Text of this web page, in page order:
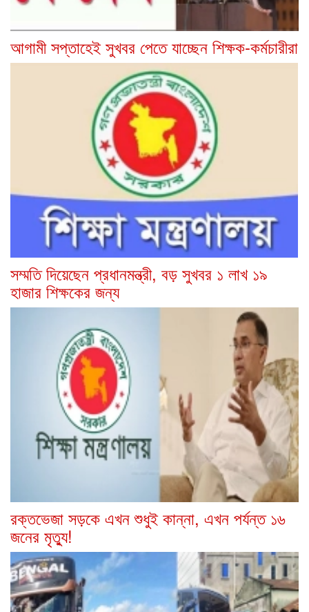
আগামী সপ্তাহেই সুখবর পেতে যাচ্ছেন শিক্ষক-কর্মচারীরা
সম্মতি দিয়েছেন প্রধানমন্ত্রী, বড় সুখবর ১ লাখ ১৯
হাজার শিক্ষকের জন্য
রক্তভেজা সড়কে এখন শুধুই কান্না, এখন পর্যন্ত ১৬
জনের মৃত্যু!